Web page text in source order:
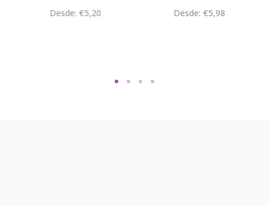
Desde: €5,20 Desde: €5,98